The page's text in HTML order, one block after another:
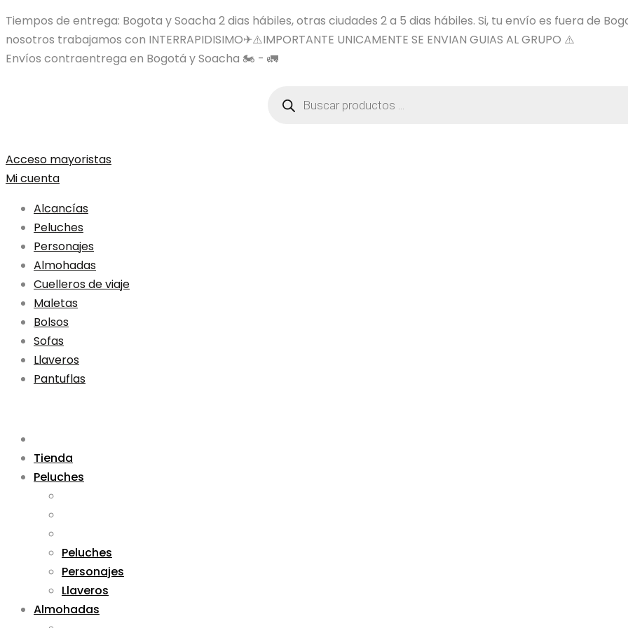
Tiempos de entrega: Bogota y Soacha 2 dias hábiles, otras ciudades 2 a 5 dias hábiles. Si, tu envío es fuera de
nosotros trabajamos con INTERRAPIDISIMO✈⚠️IMPORTANTE UNICAMENTE SE ENVIAN GUIAS AL GRUPO ⚠️
Envíos contraentrega en Bogotá y Soacha 🏍️ - 🚛
productos
Acceso mayoristas
Mi cuenta
Alcancías
Peluches
Personajes
Almohadas
Cuelleros de viaje
Maletas
Bolsos
Sofas
Llaveros
Pantuflas
Tienda
Peluches
Peluches
Personajes
Llaveros
Almohadas